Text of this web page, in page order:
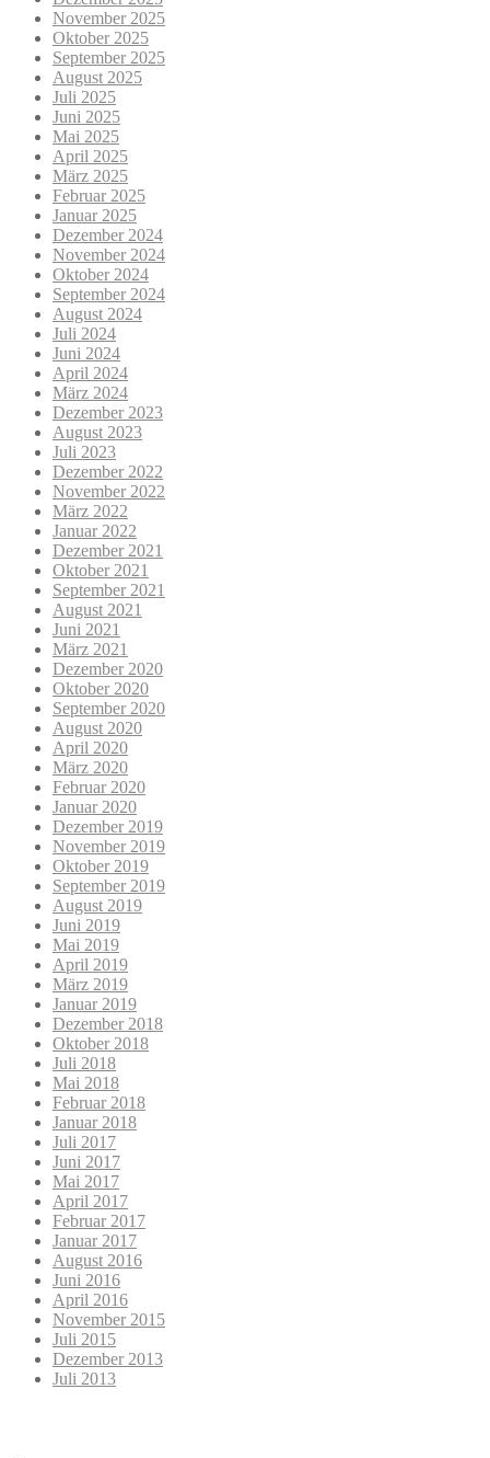
November 2025
Oktober 2025
September 2025
August 2025
Juli 2025
Juni 2025
Mai 2025
April 2025
März 2025
Februar 2025
Januar 2025
Dezember 2024
November 2024
Oktober 2024
September 2024
August 2024
Juli 2024
Juni 2024
April 2024
März 2024
Dezember 2023
August 2023
Juli 2023
Dezember 2022
November 2022
März 2022
Januar 2022
Dezember 2021
Oktober 2021
September 2021
August 2021
Juni 2021
März 2021
Dezember 2020
Oktober 2020
September 2020
August 2020
April 2020
März 2020
Februar 2020
Januar 2020
Dezember 2019
November 2019
Oktober 2019
September 2019
August 2019
Juni 2019
Mai 2019
April 2019
März 2019
Januar 2019
Dezember 2018
Oktober 2018
Juli 2018
Mai 2018
Februar 2018
Januar 2018
Juli 2017
Juni 2017
Mai 2017
April 2017
Februar 2017
Januar 2017
August 2016
Juni 2016
April 2016
November 2015
Juli 2015
Dezember 2013
Juli 2013